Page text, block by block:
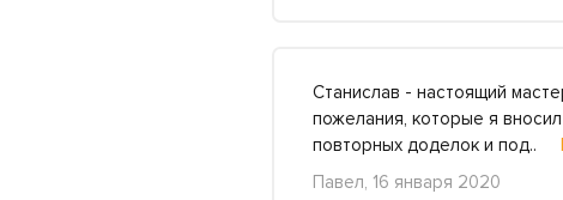
Станислав - настоящий
пожелания, которые я
повторных доделок и под..
Павел, 16 января 2020